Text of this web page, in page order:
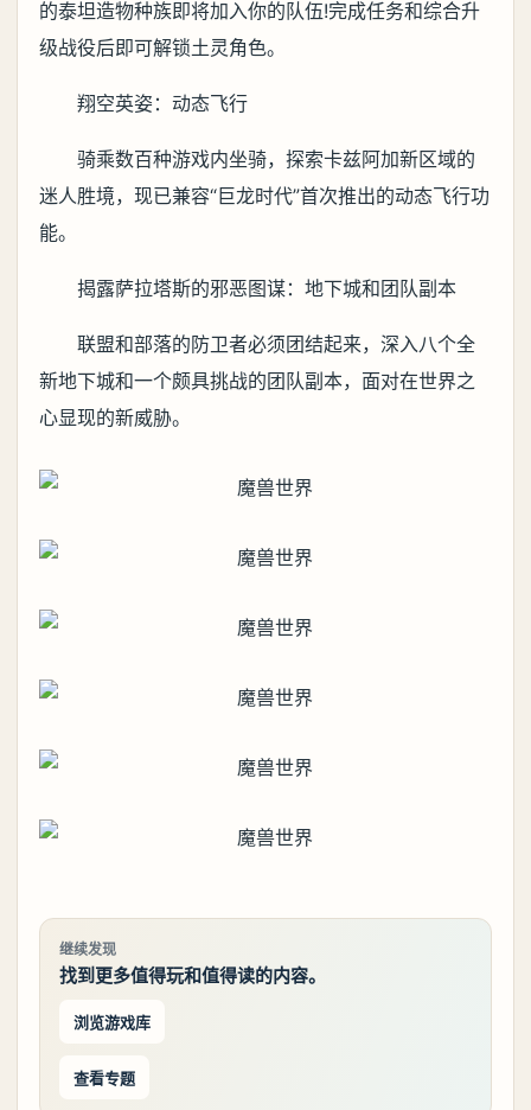
的泰坦造物种族即将加入你的队伍!完成任务和综合升
级战役后即可解锁土灵角色。
翔空英姿：动态飞行
骑乘数百种游戏内坐骑，探索卡兹阿加新区域的
迷人胜境，现已兼容“巨龙时代”首次推出的动态飞行功
能。
揭露萨拉塔斯的邪恶图谋：地下城和团队副本
联盟和部落的防卫者必须团结起来，深入八个全
新地下城和一个颇具挑战的团队副本，面对在世界之
心显现的新威胁。
继续发现
找到更多值得玩和值得读的内容。
浏览游戏库
查看专题